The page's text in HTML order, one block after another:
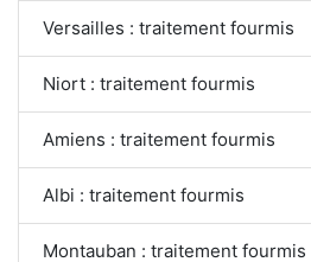
Versailles : traitement fourmis
Niort : traitement fourmis
Amiens : traitement fourmis
Albi : traitement fourmis
Montauban : traitement fourmis